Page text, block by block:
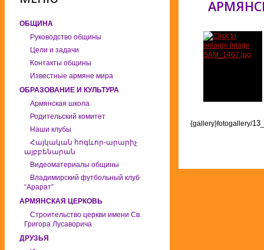
ОБЩИНА
Руководство общины
Цели и задачи
Контакты общины
Известные армяне мира
ОБРАЗОВАНИЕ И КУЛЬТУРА
Армянская школа
Родительский комитет
Наши клубы
Հայկական հոգևոր-արարիչ
այբբենարան
Видеоматериалы общины
Владимирский футбольный клуб
“Арарат”
АРМЯНСКАЯ ЦЕРКОВЬ
Строительство церкви имени Св.
Григора Лусаворича
ДРУЗЬЯ
{gallery}fotogallery/